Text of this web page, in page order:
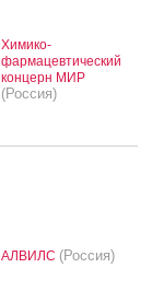
Химико-
фармацевтический
концерн МИР
(Россия)
АЛВИЛС (Россия)